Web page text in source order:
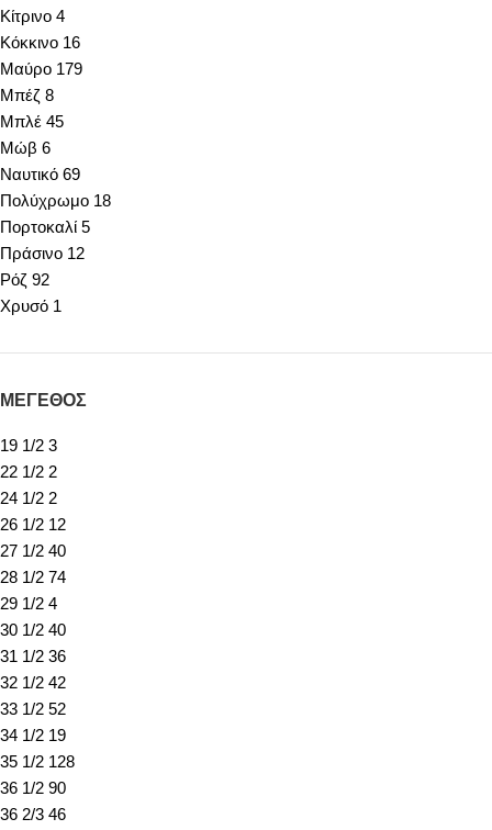
Κίτρινο 4
Κόκκινο 16
Μαύρο 179
Μπέζ 8
Μπλέ 45
Μώβ 6
Ναυτικό 69
Πολύχρωμο 18
Πορτοκαλί 5
Πράσινο 12
Ρόζ 92
Χρυσό 1
ΜΕΓΕΘΟΣ
19 1/2 3
22 1/2 2
24 1/2 2
26 1/2 12
27 1/2 40
28 1/2 74
29 1/2 4
30 1/2 40
31 1/2 36
32 1/2 42
33 1/2 52
34 1/2 19
35 1/2 128
36 1/2 90
36 2/3 46